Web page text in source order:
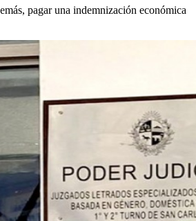
pagar una indemnización económica